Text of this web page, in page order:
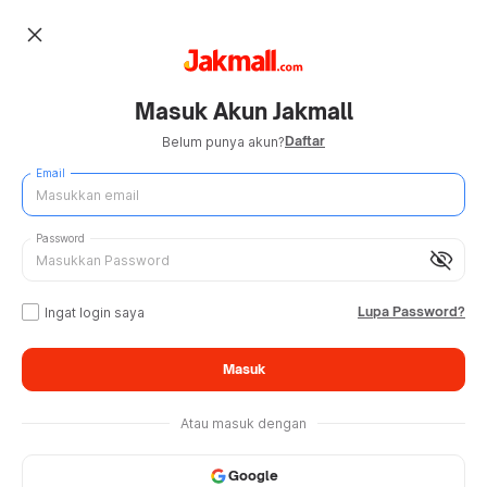
close
Masuk Akun Jakmall
Belum punya akun?Daftar
Email
visibility_off
Password
Ingat login saya Lupa Password?
Masuk
Atau masuk dengan
Google